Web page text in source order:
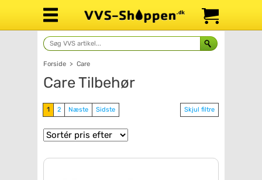
Forside > Care
Care Tilbehør
1 2 Næste Sidste Skjul filtre